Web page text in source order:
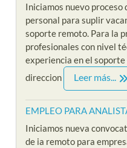
Iniciamos nuevo proceso
personal para suplir
soporte remoto. Para la
profesionales con nivel
experiencia en el
direccion
Leer más...
EMPLEO PARA
Iniciamos nueva
de ia remoto para